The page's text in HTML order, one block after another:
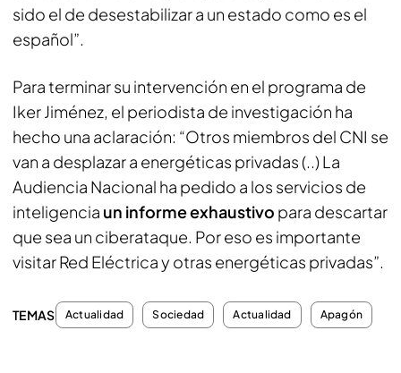
sido el de desestabilizar a un estado como es el
español”.
Para terminar su intervención en el programa de
Iker Jiménez, el periodista de investigación ha
hecho una aclaración: “Otros miembros del CNI se
van a desplazar a energéticas privadas (..) La
Audiencia Nacional ha pedido a los servicios de
inteligencia un informe exhaustivo para descartar
que sea un ciberataque. Por eso es importante
visitar Red Eléctrica y otras energéticas privadas”.
TEMAS Actualidad Sociedad Actualidad Apagón